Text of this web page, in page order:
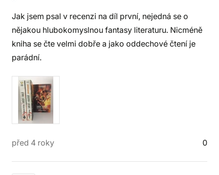
Jak jsem psal v recenzi na díl první, nejedná se o
nějakou hlubokomyslnou fantasy literaturu. Nicméně
kniha se čte velmi dobře a jako oddechové čtení je
parádní.
před 4 roky 0